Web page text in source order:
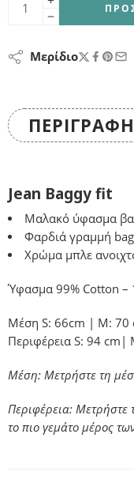
Μερίδιο
ΠΕΡΙΓΡΑΦΉ
Jean Baggy fit
Μαλακό ύφασμα
Φαρδιά γραμμή
Χρώμα μπλε
Ύφασμα 99% Cotton –
Μέση S: 66cm | M: 70
Περιφέρεια S: 94
Μέση: Μετρήστε τη
Περιφέρεια:
το πιο γεμάτο μέρος